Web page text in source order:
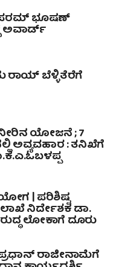
‘ಪರಮ್ ಭೂಷಣ್
ಅವಾರ್ಡ್
ಬೆಳ್ಳಿತೆರೆಗೆ
ಯೋಜನೆ ; 7
ಅವ್ಯವಹಾರ : ತನಿಖೆಗೆ
| ಪರಿಶಿಷ್ಟ
ನಿರ್ದೇಶಕ ಡಾ.
ಲೋಕಾಗೆ ದೂರು
ರಾಜೀನಾಮೆಗೆ